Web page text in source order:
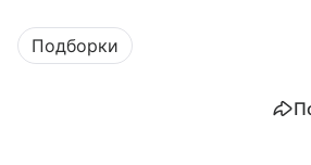
Подборки